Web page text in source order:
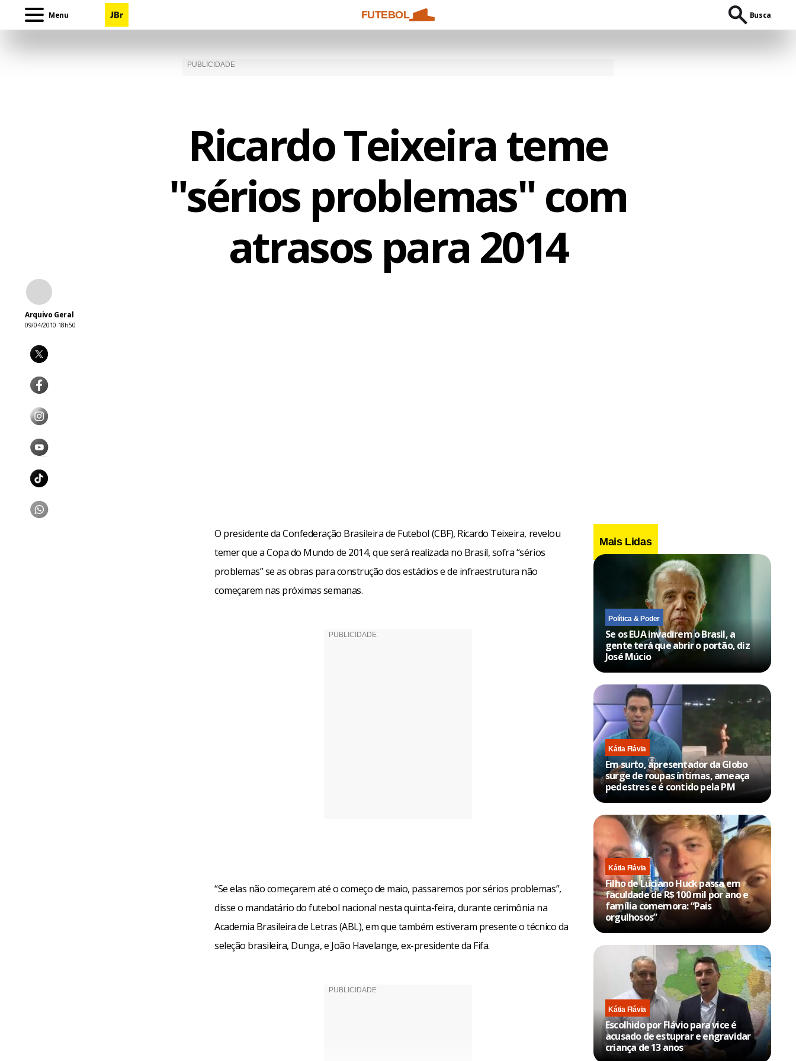
Menu FUTEBOL Busca
Ricardo Teixeira teme
"sérios problemas" com
atrasos para 2014
Arquivo Geral
09/04/2010 18h50
O presidente da Confederação Brasileira de Futebol (CBF), Ricardo Teixeira, revelou
temer que a Copa do Mundo de 2014, que será realizada no Brasil, sofra “sérios
problemas” se as obras para construção dos estádios e de infraestrutura não
começarem nas próximas semanas.
“Se elas não começarem até o começo de maio, passaremos por sérios problemas”,
disse o mandatário do futebol nacional nesta quinta-feira, durante cerimônia na
Academia Brasileira de Letras (ABL), em que também estiveram presente o técnico da
seleção brasileira, Dunga, e João Havelange, ex-presidente da Fifa.
Mais Lidas
Política & Poder
Se os EUA invadirem o Brasil, a
gente terá que abrir o portão, diz
José Múcio
Kátia Flávia
Em surto, apresentador da Globo
surge de roupas íntimas, ameaça
pedestres e é contido pela PM
Kátia Flávia
Filho de Luciano Huck passa em
faculdade de R$ 100 mil por ano e
família comemora: “Pais
orgulhosos”
Kátia Flávia
Escolhido por Flávio para vice é
acusado de estuprar e engravidar
criança de 13 anos